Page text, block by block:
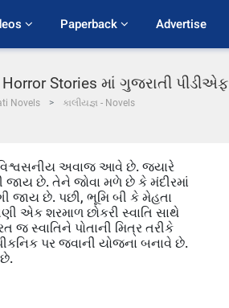
Paperback Advertise
Horror Stories માં ગુજરાતી પીડીએફ
Novels કાલીયજ્ઞ - Novels
અવાજ આવે છે. જ્યારે
જાય છે. તેને જોવા મળે છે કે મંદીરમાં
છે. પછી, ભૂમિ બી કે મેહતા
એક શરમાળ છોકરી સ્વાતિ સાથે
જ સ્વાતિને પોતાની મિત્ર તરીકે
પર જવાની યોજના બનાવે છે.